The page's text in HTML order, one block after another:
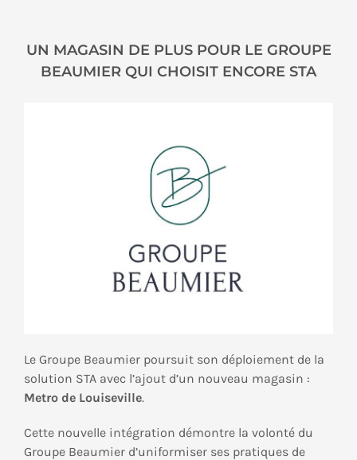
UN MAGASIN DE PLUS POUR LE GROUPE
BEAUMIER QUI CHOISIT ENCORE STA
Le Groupe Beaumier poursuit son déploiement de la
solution STA avec l’ajout d’un nouveau magasin :
Metro de Louiseville.
Cette nouvelle intégration démontre la volonté du
Groupe Beaumier d’uniformiser ses pratiques de